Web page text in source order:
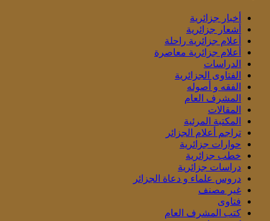
أخبار جزائرية
أشعار جزائرية
أعلام جزائرية راحلة
أعلام جزائرية معاصرة
الدراسات
الفتاوى الجزائرية
الفقه و أصوله
المشرف العام
المقالات
المكتبة المرئية
تراجم أعلام الجزائر
حوارات جزائرية
خطب جزائرية
دراسات جزائرية
دروس علماء و دعاة الجزائر
غير مصنف
فتاوى
كتب المشرف العام